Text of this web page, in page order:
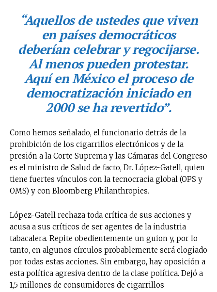
“Aquellos de ustedes que viven
en países democráticos
deberían celebrar y regocijarse.
Al menos pueden protestar.
Aquí en México el proceso de
democratización iniciado en
2000 se ha revertido”.
Como hemos señalado, el funcionario detrás de la
prohibición de los cigarrillos electrónicos y de la
presión a la Corte Suprema y las Cámaras del Congreso
es el ministro de Salud de facto, Dr. López-Gatell, quien
tiene fuertes vínculos con la tecnocracia global (OPS y
OMS) y con Bloomberg Philanthropies.
López-Gatell rechaza toda crítica de sus acciones y
acusa a sus críticos de ser agentes de la industria
tabacalera. Repite obedientemente un guion y, por lo
tanto, en algunos círculos probablemente será elogiado
por todas estas acciones. Sin embargo, hay oposición a
esta política agresiva dentro de la clase política. Dejó a
1,5 millones de consumidores de cigarrillos